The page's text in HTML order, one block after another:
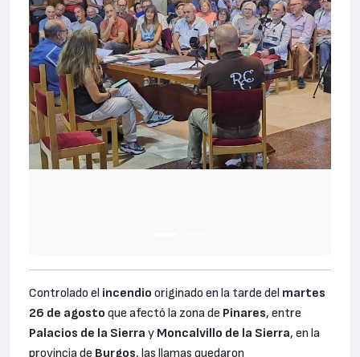
Anterior Siguiente
Controlado el incendio originado en la tarde del martes
26 de agosto que afectó la zona de Pinares, entre
Palacios de la Sierra y Moncalvillo de la Sierra, en la
provincia de Burgos, las llamas quedaron